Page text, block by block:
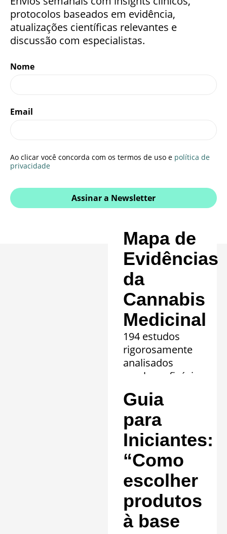
protocolos baseados em evidência,
atualizações científicas relevantes e
discussão com especialistas.
Nome
Email
Ao clicar você concorda com os termos de uso e política de
privacidade
Assinar a Newsletter
Mapa de
Evidências
da
Cannabis
Medicinal
194 estudos
rigorosamente
analisados
revelam eficácia
comprovada em
20 quadros
clínicos.
Saiba mais »
Guia
para
Iniciantes:
“Como
escolher
produtos
à base